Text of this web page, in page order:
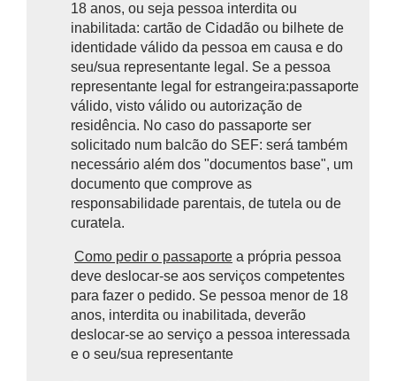
18 anos, ou seja pessoa interdita ou
inabilitada: cartão de Cidadão ou bilhete de
identidade válido da pessoa em causa e do
seu/sua representante legal. Se a pessoa
representante legal for estrangeira:passaporte
válido, visto válido ou autorização de
residência. No caso do passaporte ser
solicitado num balcão do SEF: será também
necessário além dos "documentos base", um
documento que comprove as
responsabilidade parentais, de tutela ou de
curatela.
Como pedir o passaporte a própria pessoa
deve deslocar-se aos serviços competentes
para fazer o pedido. Se pessoa menor de 18
anos, interdita ou inabilitada, deverão
deslocar-se ao serviço a pessoa interessada
e o seu/sua representante